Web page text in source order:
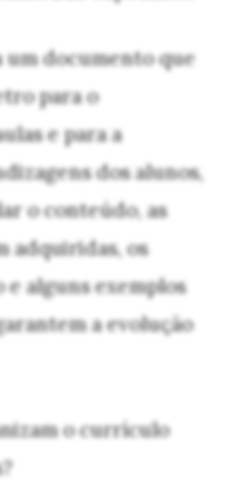
um documento que
para o
e para a
dos alunos,
o conteúdo, as
adquiridas, os
alguns exemplos
a evolução
o currículo